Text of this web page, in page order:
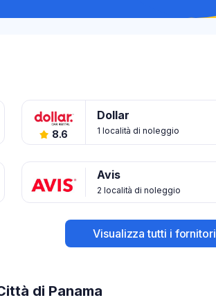
8.6
Dollar
1 località di noleggio
Avis
2 località di noleggio
Visualizza tutti i fornitori
di Panama